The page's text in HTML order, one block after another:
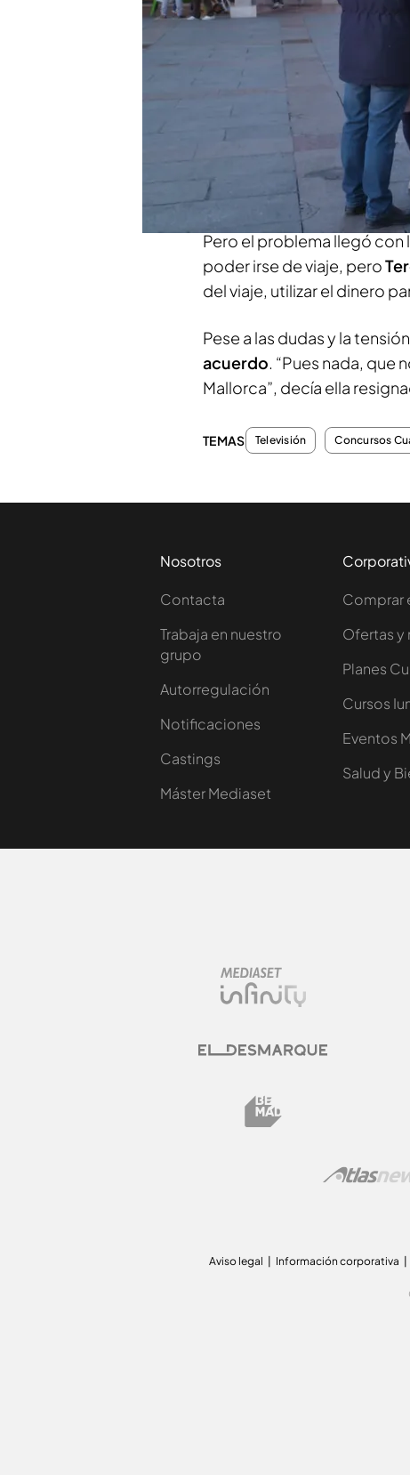
Xuso Jones y el equipo de
Tere y a Paco como
hacer
pleno y asegurarse
Pero el problema llegó con
poder irse de viaje, pero
del viaje, utilizar el dinero
Pese a las dudas y la
acuerdo. “Pues nada, que
Mallorca”, decía ella
TEMAS Televisión Concursos
Nosotros
Contacta
Trabaja en nuestro
grupo
Autorregulación
Notificaciones
Castings
Máster Mediaset
Comprar
Ofertas y
Planes
Cursos
Eventos
Salud y
Aviso legal Información corporativa